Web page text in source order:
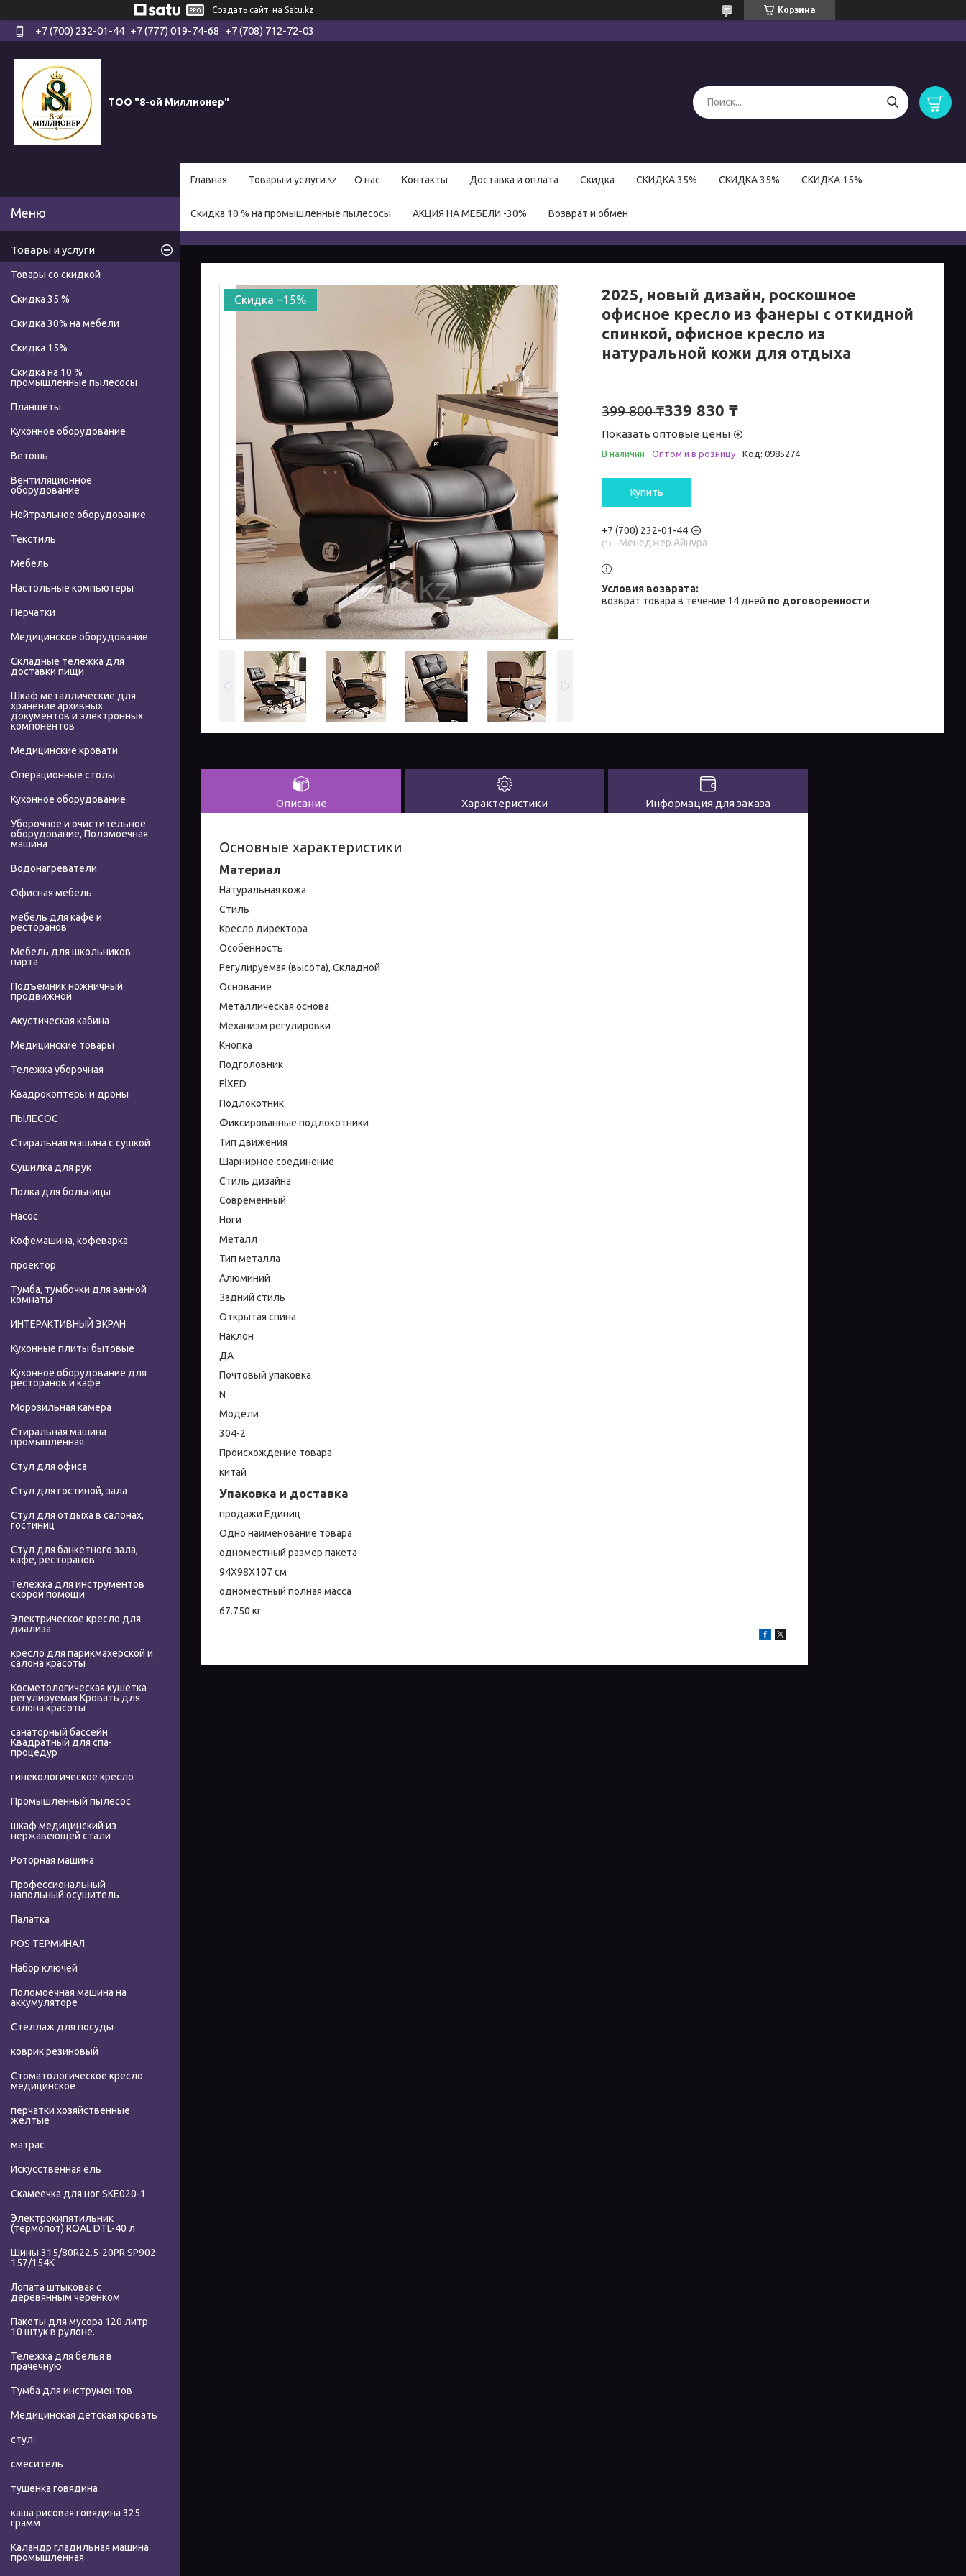
Создать сайт на Satu.kz Корзина
+7 (700) 232-01-44 +7 (777) 019-74-68 +7 (708) 712-72-03
ТОО "8-ой Миллионер"
Главная Товары и услуги О нас Контакты Доставка и оплата Скидка СКИДКА 35% СКИДКА 35% СКИДКА 15%
Скидка 10 % на промышленные пылесосы АКЦИЯ НА МЕБЕЛИ -30% Возврат и обмен
–15%
2025, новый дизайн, роскошное
офисное кресло из фанеры с откидной
спинкой, офисное кресло из
натуральной кожи для отдыха
399 800 ₸339 830 ₸
Показать оптовые цены
В наличии Оптом и в розницу Код: 0985274
Купить
+7 (700) 232-01-44
1 Менеджер Айнура
возврат товара в течение 14 дней по договоренности
Описание Характеристики Информация для заказа
Основные характеристики
Материал
Натуральная кожа
Стиль
Кресло директора
Особенность
Регулируемая (высота), Складной
Основание
Металлическая основа
Механизм регулировки
Кнопка
Подголовник
FİXED
Подлокотник
Фиксированные подлокотники
Тип движения
Шарнирное соединение
Стиль дизайна
Современный
Ноги
Металл
Тип металла
Алюминий
Задний стиль
Открытая спина
Наклон
ДА
Почтовый упаковка
N
Модели
304-2
Происхождение товара
китай
Упаковка и доставка
продажи Единиц
Одно наименование товара
одноместный размер пакета
94X98X107 см
одноместный полная масса
67.750 кг
Товары и услуги
Товары со скидкой
Скидка 35 %
Скидка 30% на мебели
Скидка 15%
Скидка на 10 %
промышленные пылесосы
Планшеты
Кухонное оборудование
Ветошь
Вентиляционное
оборудование
Нейтральное оборудование
Текстиль
Мебель
Настольные компьютеры
Перчатки
Медицинское оборудование
Складные тележка для
доставки пищи
Шкаф металлические для
хранение архивных
документов и электронных
компонентов
Медицинские кровати
Операционные столы
Кухонное оборудование
Уборочное и очистительное
оборудование, Поломоечная
машина
Водонагреватели
Офисная мебель
мебель для кафе и
ресторанов
Мебель для школьников
парта
Подъемник ножничный
продвижной
Акустическая кабина
Медицинские товары
Тележка уборочная
Квадрокоптеры и дроны
ПЫЛЕСОС
Стиральная машина с сушкой
Сушилка для рук
Полка для больницы
Насос
Кофемашина, кофеварка
проектор
Тумба, тумбочки для ванной
комнаты
ИНТЕРАКТИВНЫЙ ЭКРАН
Кухонные плиты бытовые
Кухонное оборудование для
ресторанов и кафе
Морозильная камера
Стиральная машина
промышленная
Стул для офиса
Стул для гостиной, зала
Стул для отдыха в салонах,
гостиниц
Стул для банкетного зала,
кафе, ресторанов
Тележка для инструментов
скорой помощи
Электрическое кресло для
диализа
кресло для парикмахерской и
салона красоты
Косметологическая кушетка
регулируемая Кровать для
салона красоты
санаторный бассейн
Квадратный для спа-
процедур
гинекологическое кресло
Промышленный пылесос
шкаф медицинский из
нержавеющей стали
Роторная машина
Профессиональный
напольный осушитель
Палатка
POS ТЕРМИНАЛ
Набор ключей
Поломоечная машина на
аккумуляторе
Стеллаж для посуды
коврик резиновый
Стоматологическое кресло
медицинское
перчатки хозяйственные
желтые
матрас
Искусственная ель
Скамеечка для ног SKE020-1
Электрокипятильник
(термопот) ROAL DTL-40 л
Шины 315/80R22.5-20PR SP902
157/154K
Лопата штыковая с
деревянным черенком
Пакеты для мусора 120 литр
10 штук в рулоне.
Тележка для белья в
прачечную
Тумба для инструментов
Медицинская детская кровать
стул
смеситель
тушенка говядина
каша рисовая говядина 325
грамм
Каландр гладильная машина
промышленная